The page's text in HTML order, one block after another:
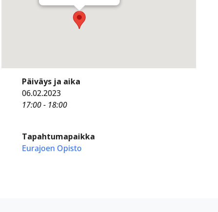
Päiväys ja aika
06.02.2023
17:00 - 18:00
Tapahtumapaikka
Eurajoen Opisto